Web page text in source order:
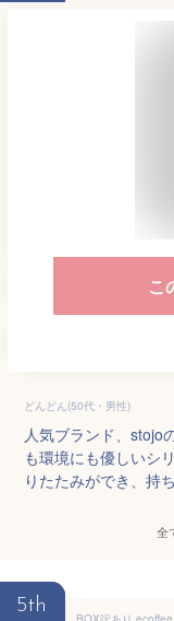
こ
どんどん(50代・男性)
人気ブランド、stojo
も環境にも優しいシ
りたたみができ、持
全
5th